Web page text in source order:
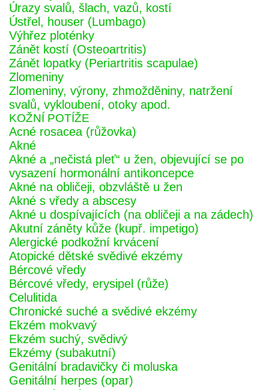
Úrazy svalů, šlach, vazů, kostí
Ústřel, houser (Lumbago)
Výhřez ploténky
Zánět kostí (Osteoartritis)
Zánět lopatky (Periartritis scapulae)
Zlomeniny
Zlomeniny, výrony, zhmožděniny, natržení
svalů, vykloubení, otoky apod.
KOŽNÍ POTÍŽE
Acné rosacea (růžovka)
Akné
Akné a „nečistá pleť“ u žen, objevující se po
vysazení hormonální antikoncepce
Akné na obličeji, obzvláště u žen
Akné s vředy a abscesy
Akné u dospívajících (na obličeji a na zádech)
Akutní záněty kůže (kupř. impetigo)
Alergické podkožní krvácení
Atopické dětské svědivé ekzémy
Bércové vředy
Bércové vředy, erysipel (růže)
Celulitida
Chronické suché a svědivé ekzémy
Ekzém mokvavý
Ekzém suchý, svědivý
Ekzémy (subakutní)
Genitální bradavičky či moluska
Genitální herpes (opar)